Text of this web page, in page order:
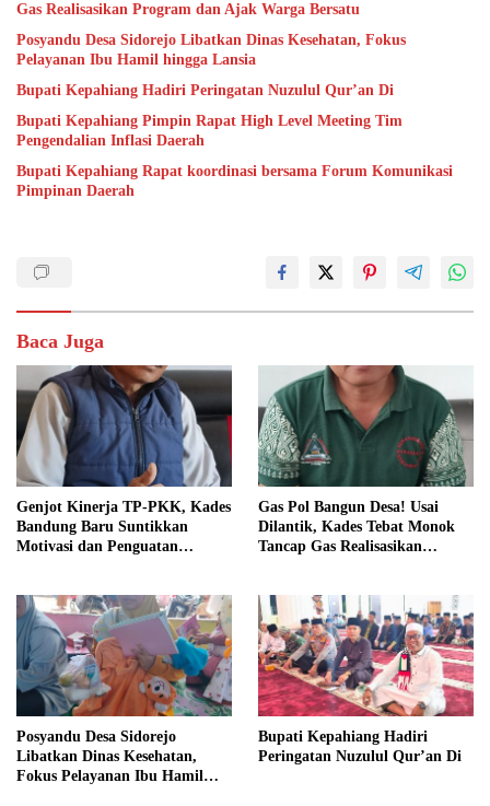
Gas Realisasikan Program dan Ajak Warga Bersatu
Posyandu Desa Sidorejo Libatkan Dinas Kesehatan, Fokus
Pelayanan Ibu Hamil hingga Lansia
Bupati Kepahiang Hadiri Peringatan Nuzulul Qur’an Di
Bupati Kepahiang Pimpin Rapat High Level Meeting Tim
Pengendalian Inflasi Daerah
Bupati Kepahiang Rapat koordinasi bersama Forum Komunikasi
Pimpinan Daerah
Baca Juga
Genjot Kinerja TP-PKK, Kades
Bandung Baru Suntikkan
Motivasi dan Penguatan
Gas Pol Bangun Desa! Usai
Dilantik, Kades Tebat Monok
Tancap Gas Realisasikan
Posyandu Desa Sidorejo
Libatkan Dinas Kesehatan,
Fokus Pelayanan Ibu Hamil
Bupati Kepahiang Hadiri
Peringatan Nuzulul Qur’an Di